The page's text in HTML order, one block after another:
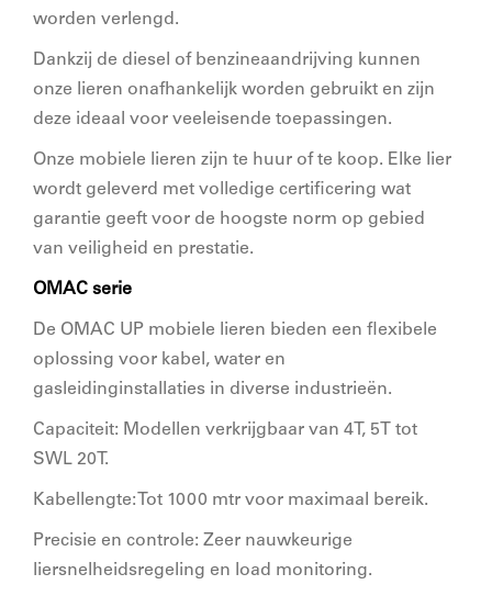
worden verlengd.
Dankzij de diesel of benzineaandrijving kunnen
onze lieren onafhankelijk worden gebruikt en zijn
deze ideaal voor veeleisende toepassingen.
Onze mobiele lieren zijn te huur of te koop. Elke lier
wordt geleverd met volledige certificering wat
garantie geeft voor de hoogste norm op gebied
van veiligheid en prestatie.
OMAC serie
De OMAC UP mobiele lieren bieden een flexibele
oplossing voor kabel, water en
gasleidinginstallaties in diverse industrieën.
Capaciteit: Modellen verkrijgbaar van 4T, 5T tot
SWL 20T.
Kabellengte: Tot 1000 mtr voor maximaal bereik.
Precisie en controle: Zeer nauwkeurige
liersnelheidsregeling en load monitoring.